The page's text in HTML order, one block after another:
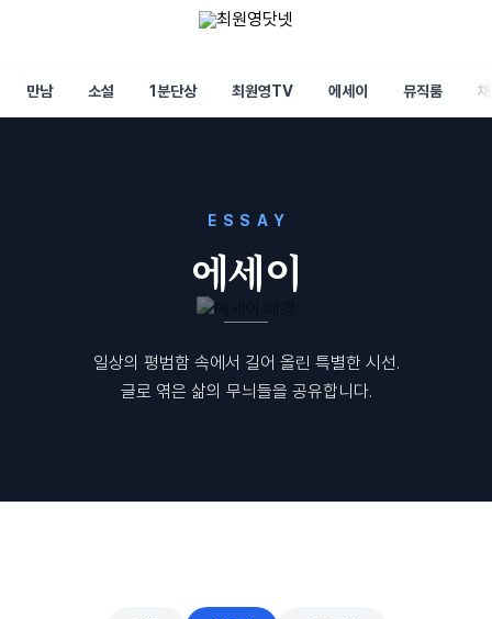
만남 소설 1분단상 최원영TV 에세이 뮤직룸
ESSAY
에세이
일상의 평범함 속에서 길어 올린 특별한 시선.
글로 엮은 삶의 무늬들을 공유합니다.